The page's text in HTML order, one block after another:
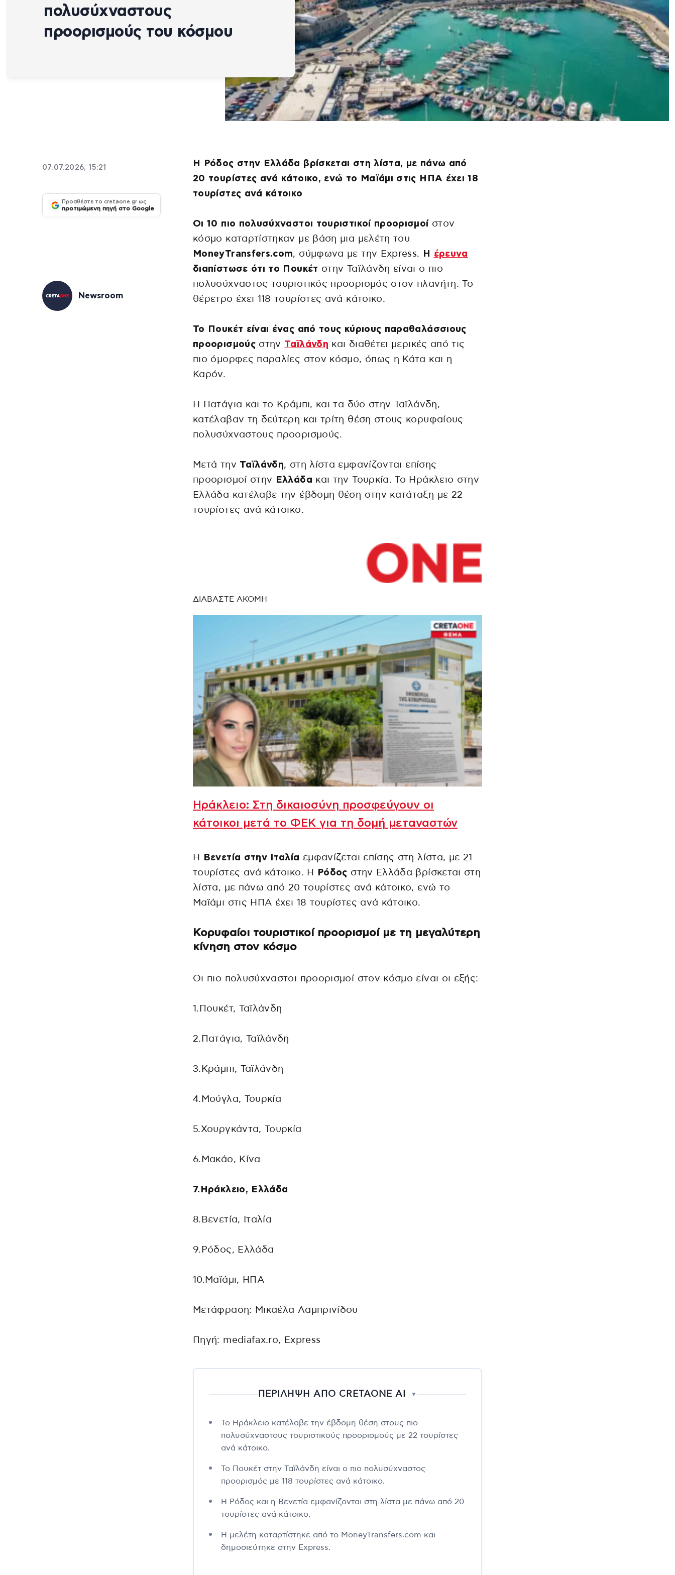
πολυσύχναστους
προορισμούς του κόσμου
07.07.2026, 15:21
Προσθέστε το cretaone.gr ως
προτιμώμενη πηγή στο Google
Newsroom
Η Ρόδος στην Ελλάδα βρίσκεται στη λίστα, με πάνω από
20 τουρίστες ανά κάτοικο, ενώ το Μαϊάμι στις ΗΠΑ έχει 18
τουρίστες ανά κάτοικο
Οι 10 πιο πολυσύχναστοι τουριστικοί προορισμοί στον
κόσμο καταρτίστηκαν με βάση μια μελέτη του
MoneyTransfers.com, σύμφωνα με την Express. Η έρευνα
διαπίστωσε ότι το Πουκέτ στην Ταϊλάνδη είναι ο πιο
πολυσύχναστος τουριστικός προορισμός στον πλανήτη. Το
θέρετρο έχει 118 τουρίστες ανά κάτοικο.
Το Πουκέτ είναι ένας από τους κύριους παραθαλάσσιους
προορισμούςστην Ταϊλάνδη και διαθέτει μερικές από τις
πιο όμορφες παραλίες στον κόσμο, όπως η Κάτα και η
Καρόν.
Η Πατάγια και το Κράμπι, και τα δύο στην Ταϊλάνδη,
κατέλαβαν τη δεύτερη και τρίτη θέση στους κορυφαίους
πολυσύχναστους προορισμούς.
Μετά την Ταϊλάνδη, στη λίστα εμφανίζονται επίσης
προορισμοί στην
Ελλάδα και την Τουρκία. Το Ηράκλειο στην
Ελλάδα κατέλαβε την έβδομη θέση στην κατάταξη με 22
τουρίστες ανά κάτοικο.
ΔΙΑΒΑΣΤΕ ΑΚΟΜΗ
Ηράκλειο: Στη δικαιοσύνη προσφεύγουν οι
κάτοικοι μετά το ΦΕΚ για τη δομή μεταναστών
Η Βενετία στην Ιταλία εμφανίζεται επίσης στη λίστα, με 21
τουρίστες ανά κάτοικο. Η
Ρόδος στην Ελλάδα βρίσκεται στη
λίστα, με πάνω από 20 τουρίστες ανά κάτοικο, ενώ το
Μαϊάμι στις ΗΠΑ έχει 18 τουρίστες ανά κάτοικο.
Κορυφαίοι τουριστικοί προορισμοί με τη μεγαλύτερη
κίνηση στον κόσμο
Οι πιο πολυσύχναστοι προορισμοί στον κόσμο είναι οι εξής:
1.Πουκέτ, Ταϊλάνδη
2.Πατάγια, Ταϊλάνδη
3.Κράμπι, Ταϊλάνδη
4.Μούγλα, Τουρκία
5.Χουργκάντα, Τουρκία
6.Μακάο, Κίνα
7.Ηράκλειο, Ελλάδα
8.Βενετία, Ιταλία
9.Ρόδος, Ελλάδα
10.Μαϊάμι, ΗΠΑ
Μετάφραση: Μικαέλα Λαμπρινίδου
Πηγή: mediafax.ro, Express
ΠΕΡΙΛΗΨΗ ΑΠΟ CRETAONE AI ▼
Το Ηράκλειο κατέλαβε την έβδομη θέση στους πιο
πολυσύχναστους τουριστικούς προορισμούς με 22 τουρίστες
ανά κάτοικο.
Το Πουκέτ στην Ταϊλάνδη είναι ο πιο πολυσύχναστος
προορισμός με 118 τουρίστες ανά κάτοικο.
Η Ρόδος και η Βενετία εμφανίζονται στη λίστα με πάνω από 20
τουρίστες ανά κάτοικο.
Η μελέτη καταρτίστηκε από το MoneyTransfers.com και
δημοσιεύτηκε στην Express.